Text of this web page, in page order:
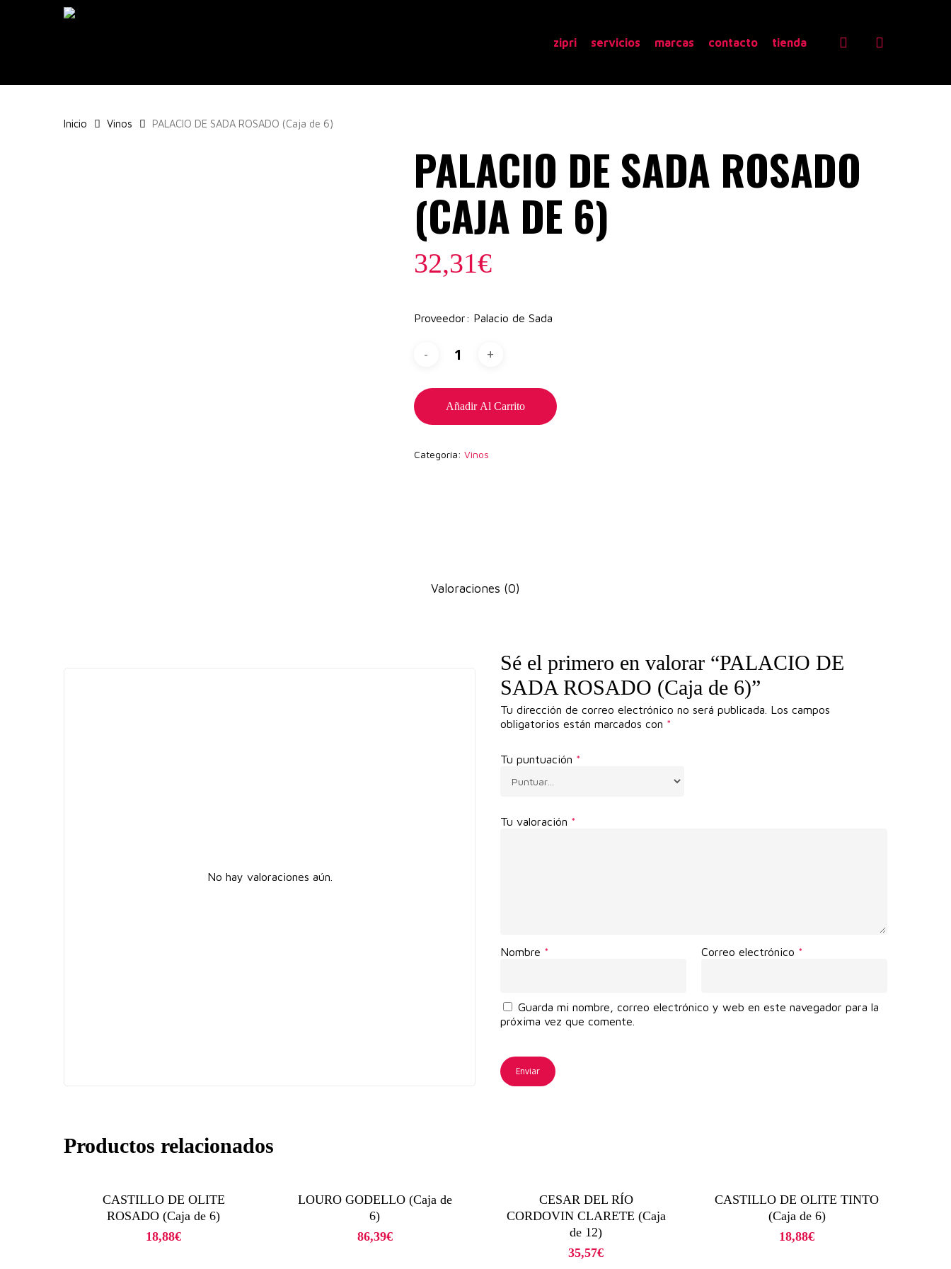
zipri servicios marcas contacto tienda search
Inicio Vinos PALACIO DE SADA ROSADO (Caja de 6)
PALACIO DE SADA ROSADO
(CAJA DE 6)
32,31€
Proveedor: Palacio de Sada
Añadir Al Carrito
Categoría: Vinos
Valoraciones (0)
No hay valoraciones aún.
Sé el primero en valorar “PALACIO DE
SADA ROSADO (Caja de 6)”
Tu dirección de correo electrónico no será publicada. Los campos
obligatorios están marcados con *
Tu puntuación *
Tu valoración *
Nombre * Correo electrónico *
Guarda mi nombre, correo electrónico y web en este navegador para la
próxima vez que comente.
Productos relacionados
CASTILLO DE OLITE
ROSADO (Caja de 6)
18,88€
LOURO GODELLO (Caja de
6)
86,39€
CESAR DEL RÍO
CORDOVIN CLARETE (Caja
de 12)
35,57€
CASTILLO DE OLITE TINTO
(Caja de 6)
18,88€